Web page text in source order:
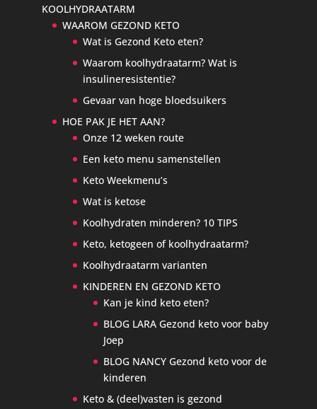
KOOLHYDRAATARM
WAAROM GEZOND KETO
Wat is Gezond Keto eten?
Waarom koolhydraatarm? Wat is
insulineresistentie?
Gevaar van hoge bloedsuikers
HOE PAK JE HET AAN?
Onze 12 weken route
Een keto menu samenstellen
Keto Weekmenu’s
Wat is ketose
Koolhydraten minderen? 10 TIPS
Keto, ketogeen of koolhydraatarm?
Koolhydraatarm varianten
KINDEREN EN GEZOND KETO
Kan je kind keto eten?
BLOG LARA Gezond keto voor baby
Joep
BLOG NANCY Gezond keto voor de
kinderen
Keto & (deel)vasten is gezond